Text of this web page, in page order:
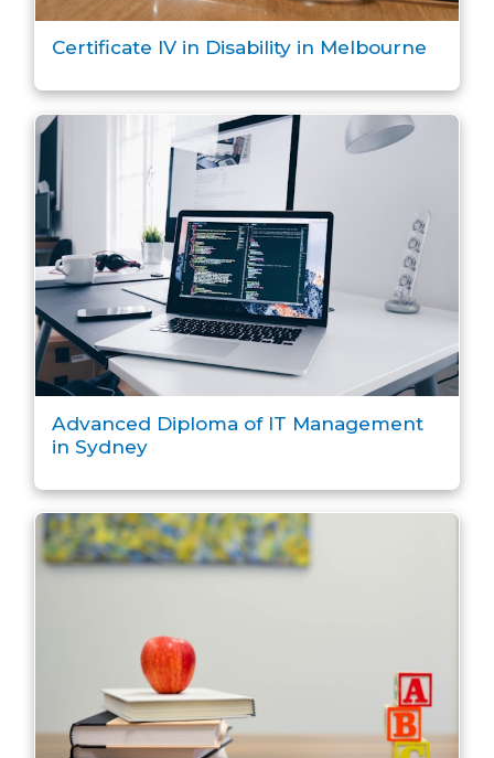
Certificate IV in Disability in Melbourne
Advanced Diploma of IT Management
in Sydney